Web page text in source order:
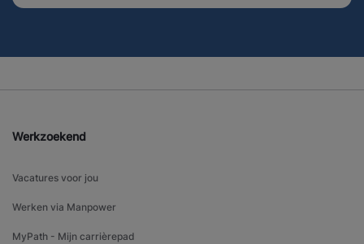
Werkzoekend
Vacatures voor jou
Werken via Manpower
MyPath - Mijn carrièrepad